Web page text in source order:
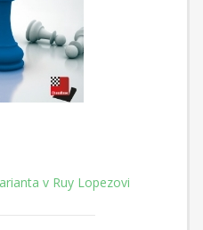
v Ruy Lopezovi